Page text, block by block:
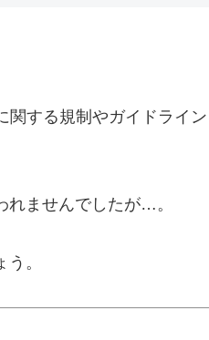
する規制やガイドライ
れませんでしたが…。
。